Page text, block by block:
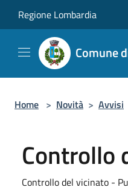
Regione Lombardia
Comune
Home > Novità > Avvisi
Controllo
Controllo del vicinato -